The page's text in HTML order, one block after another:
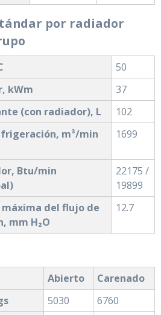
por radiador
50
kWm
37
(con radiador), L
102
m³/min
1699
Btu/min
22175 /
19899
del flujo de
mm H₂O
12.7
Abierto
Carenado
5030
6760